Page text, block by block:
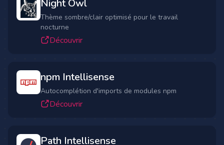
Night Owl
Thème sombre/clair optimisé pour le travail
nocturne
Découvrir
npm Intellisense
Autocomplétion d'imports de modules npm
Découvrir
Path Intellisense